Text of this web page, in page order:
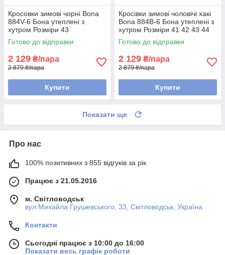
Кросовки зимові чорні Bona
884V-6 Бона утеплені з
хутром Розміри 43
Готово до відправки
2 129 ₴/пара
2 879 ₴/пара
Купити
Кросівки зимові чоловічі хакі
Bona 884B-6 Бона утеплені з
хутром Розміри 41 42 43 44
45 46
Готово до відправки
2 129 ₴/пара
2 879 ₴/пара
Купити
Показати ще
Про нас
100% позитивних з 855 відгуків за рік
Працює з 21.05.2016
м. Світловодськ
вул.Михайла Грушевського, 33, Світловодськ, Україна
Контакти
Сьогодні працює з 10:00 до 16:00
Показати весь графік роботи